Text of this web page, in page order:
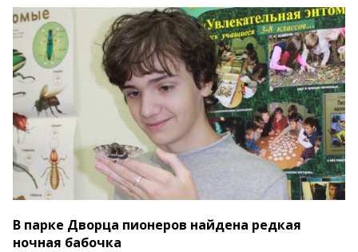
В парке Дворца пионеров найдена редкая
ночная бабочка